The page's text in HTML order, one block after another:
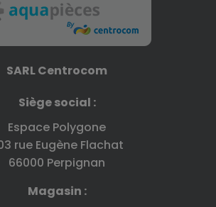
SARL Centrocom
Siège social :
Espace Polygone
rue Eugène Flachat
66000 Perpignan
Magasin :